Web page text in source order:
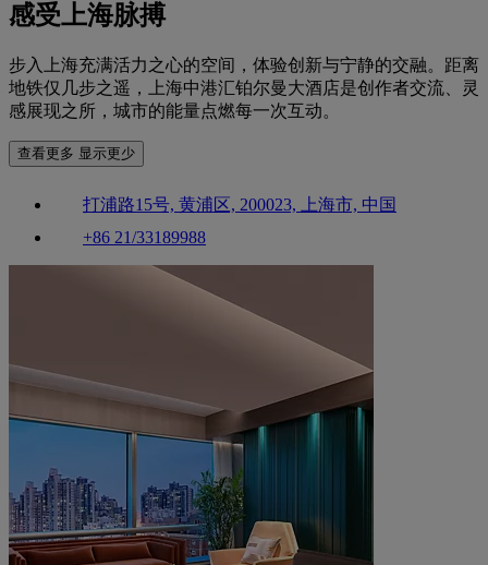
感受上海脉搏
步入上海充满活力之心的空间，体验创新与宁静的交融。距离
地铁仅几步之遥，上海中港汇铂尔曼大酒店是创作者交流、灵
感展现之所，城市的能量点燃每一次互动。
查看更多 显示更少
打浦路15号, 黄浦区, 200023, 上海市, 中国
+86 21/33189988